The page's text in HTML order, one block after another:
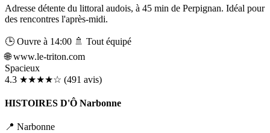
Adresse détente du littoral audois, à 45 min de Perpignan. Idéal pour
des rencontres l'après-midi.
🕒 Ouvre à 14:00 🚿 Tout équipé
🌐www.le-triton.com
Spacieux
4.3 ★★★★☆ (491 avis)
HISTOIRES D'Ô Narbonne
📍 Narbonne